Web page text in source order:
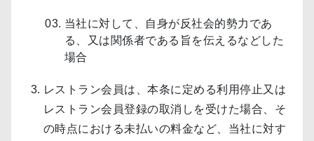
当社に対して、自身が反社会的勢力であ
る、又は関係者である旨を伝えるなどした
場合
レストラン会員は、本条に定める利用停止又は
レストラン会員登録の取消しを受けた場合、そ
の時点における未払いの料金など、当社に対す